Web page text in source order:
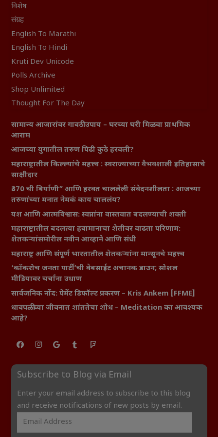
विशेष
संग्रह
English To Marathi
English To Hindi
Kruti Dev Unicode
Polls Archive
Shop Unlimited
Thought For The Day
सामान्य आजारांवर गावठी उपाय – घरच्या घरी मिळवा प्राथमिक
आराम
आजच्या युगातील तरुण पिढी कुठे हरवली?
महाराष्ट्रातील किल्ल्यांचे महत्त्व : स्वराज्याच्या वैभवशाली इतिहासाचे
साक्षीदार
₹370 ची बिर्याणी” आणि हरवत चाललेली संवेदनशीलता : आजच्या
तरुणांच्या मनात नेमकं काय चाललंय?
यश आणि आत्मविश्वास: स्वप्नांना वास्तवात बदलण्याची शक्ती
महाराष्ट्रातील बदलत्या हवामानाचा शेतीवर वाढता परिणाम:
शेतकऱ्यांसमोरील नवीन आव्हाने आणि संधी
महाराष्ट्र आणि संपूर्ण भारतातील शेतकऱ्यांना मान्सूनचे महत्त्व
‘कॉकरोच जनता पार्टी’ची वेबसाईट अचानक डाउन; सोशल
मीडियावर चर्चांना उधाण
सार्वजनिक नोंद: पेमेंट डिफॉल्ट प्रकरण – Kris Ankem [FFME]
धावपळीच्या जीवनात शांततेचा शोध – Meditation का आवश्यक
आहे?
Subscribe to Blog via Email
Enter your email address to subscribe to this blog
and receive notifications of new posts by email.